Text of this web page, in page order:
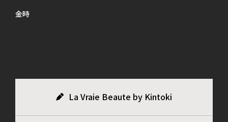
金時
La Vraie Beaute by Kintoki